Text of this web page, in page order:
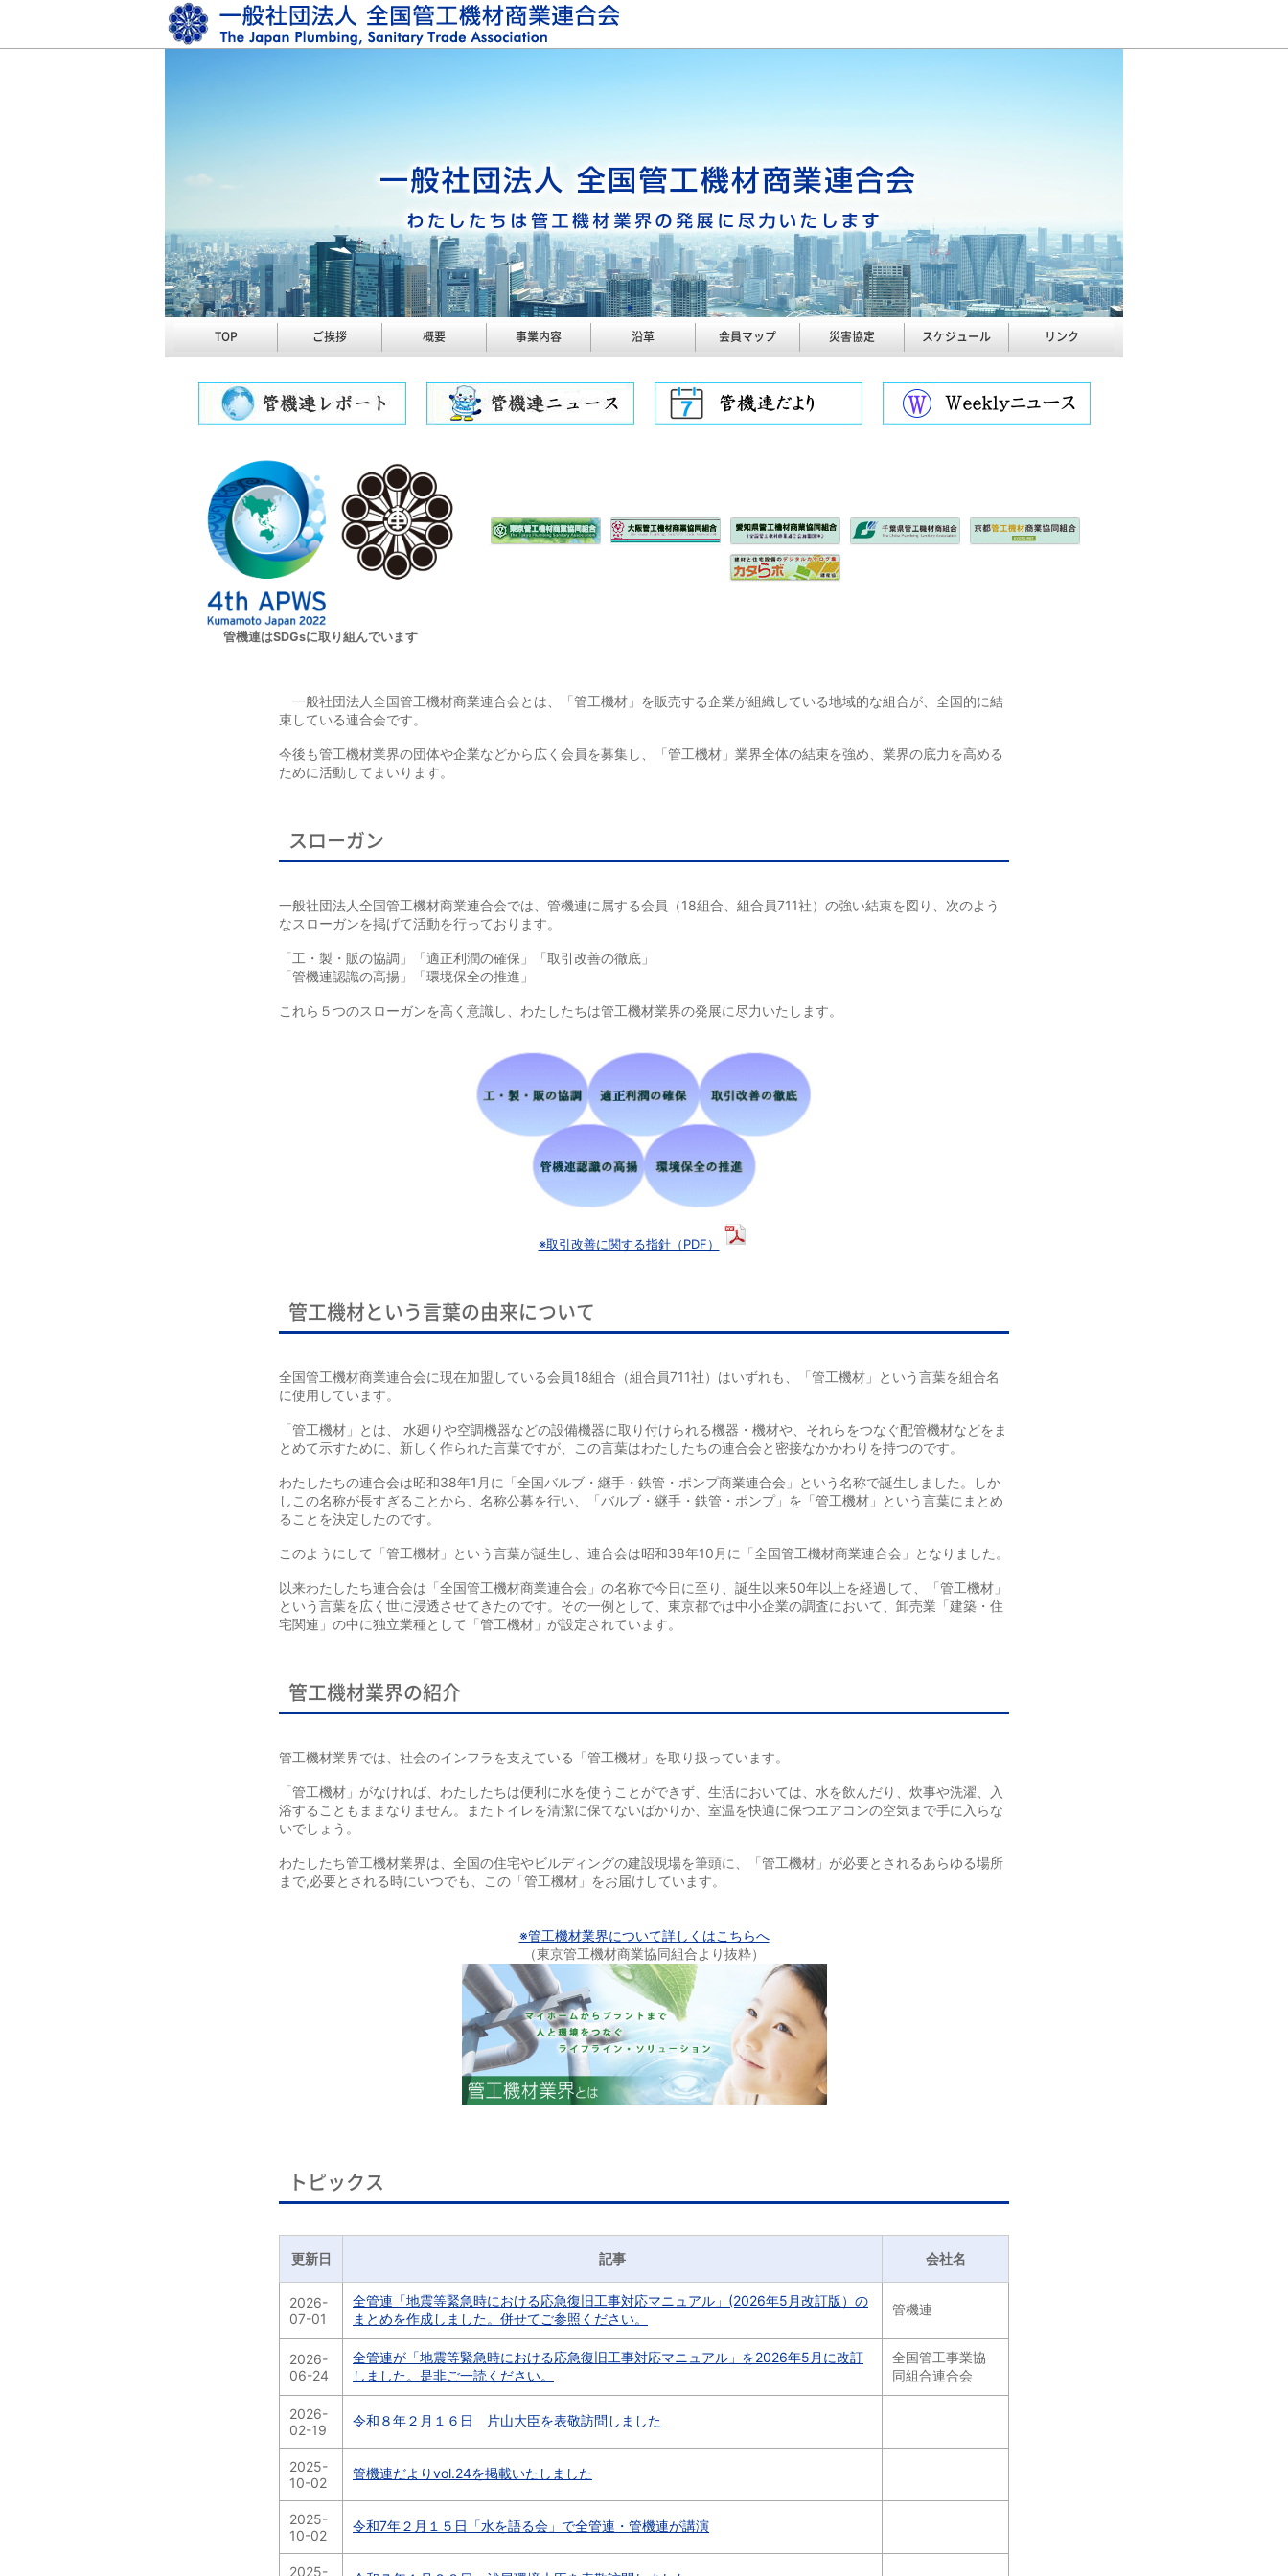
TOP ご挨拶 概要 事業内容 沿革 会員マップ 災害協定 スケジュール リンク
管機連はSDGsに取り組んでいます
一般社団法人全国管工機材商業連合会とは、「管工機材」を販売する企業が組織している地域的な組合が、全国的に結
束している連合会です。
今後も管工機材業界の団体や企業などから広く会員を募集し、「管工機材」業界全体の結束を強め、業界の底力を高める
ために活動してまいります。
スローガン
一般社団法人全国管工機材商業連合会では、管機連に属する会員（18組合、組合員711社）の強い結束を図り、次のよう
なスローガンを掲げて活動を行っております。
「工・製・販の協調」「適正利潤の確保」「取引改善の徹底」
「管機連認識の高揚」「環境保全の推進」
これら５つのスローガンを高く意識し、わたしたちは管工機材業界の発展に尽力いたします。
※取引改善に関する指針（PDF）
管工機材という言葉の由来について
全国管工機材商業連合会に現在加盟している会員18組合（組合員711社）はいずれも、「管工機材」という言葉を組合名
に使用しています。
「管工機材」とは、 水廻りや空調機器などの設備機器に取り付けられる機器・機材や、それらをつなぐ配管機材などをま
とめて示すために、新しく作られた言葉ですが、この言葉はわたしたちの連合会と密接なかかわりを持つのです。
わたしたちの連合会は昭和38年1月に「全国バルブ・継手・鉄管・ポンプ商業連合会」という名称で誕生しました。しか
しこの名称が長すぎることから、名称公募を行い、「バルブ・継手・鉄管・ポンプ」を「管工機材」という言葉にまとめ
ることを決定したのです。
このようにして「管工機材」という言葉が誕生し、連合会は昭和38年10月に「全国管工機材商業連合会」となりました。
以来わたしたち連合会は「全国管工機材商業連合会」の名称で今日に至り、誕生以来50年以上を経過して、「管工機材」
という言葉を広く世に浸透させてきたのです。その一例として、東京都では中小企業の調査において、卸売業「建築・住
宅関連」の中に独立業種として「管工機材」が設定されています。
管工機材業界の紹介
管工機材業界では、社会のインフラを支えている「管工機材」を取り扱っています。
「管工機材」がなければ、わたしたちは便利に水を使うことができず、生活においては、水を飲んだり、炊事や洗濯、入
浴することもままなりません。またトイレを清潔に保てないばかりか、室温を快適に保つエアコンの空気まで手に入らな
いでしょう。
わたしたち管工機材業界は、全国の住宅やビルディングの建設現場を筆頭に、「管工機材」が必要とされるあらゆる場所
まで,必要とされる時にいつでも、この「管工機材」をお届けしています。
※管工機材業界について詳しくはこちらへ
（東京管工機材商業協同組合より抜粋）
トピックス
更新日 記事 会社名
2026-
07-01
全管連「地震等緊急時における応急復旧工事対応マニュアル」(2026年5月改訂版）の
まとめを作成しました。併せてご参照ください。
管機連
2026-
06-24
全管連が「地震等緊急時における応急復旧工事対応マニュアル」を2026年5月に改訂
しました。是非ご一読ください。
全国管工事業協
同組合連合会
2026-
02-19
令和８年２月１６日 片山大臣を表敬訪問しました
2025-
10-02
管機連だよりvol.24を掲載いたしました
2025-
10-02
令和7年２月１５日「水を語る会」で全管連・管機連が講演
2025-